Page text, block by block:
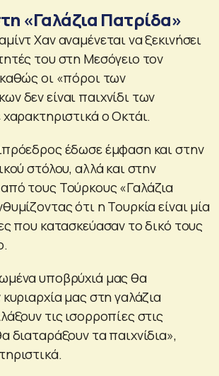
«Γαλάζια Πατρίδα»
Χαν αναμένεται να ξεκινήσει
του στη Μεσόγειο τον
οι «πόροι των
δεν είναι παιχνίδι των
ο Οκτάι.
έδωσε έμφαση και στην
στόλου, αλλά και στην
τους Τούρκους «Γαλάζια
ότι η Τουρκία είναι μία
που κατασκεύασαν το δικό τους
υποβρύχιά μας θα
μας στη γαλάζια
τις ισορροπίες στις
διαταράξουν τα παιχνίδια»,